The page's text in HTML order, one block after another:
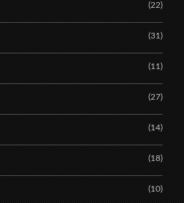
(22)
(31)
(11)
(27)
(14)
(18)
(10)